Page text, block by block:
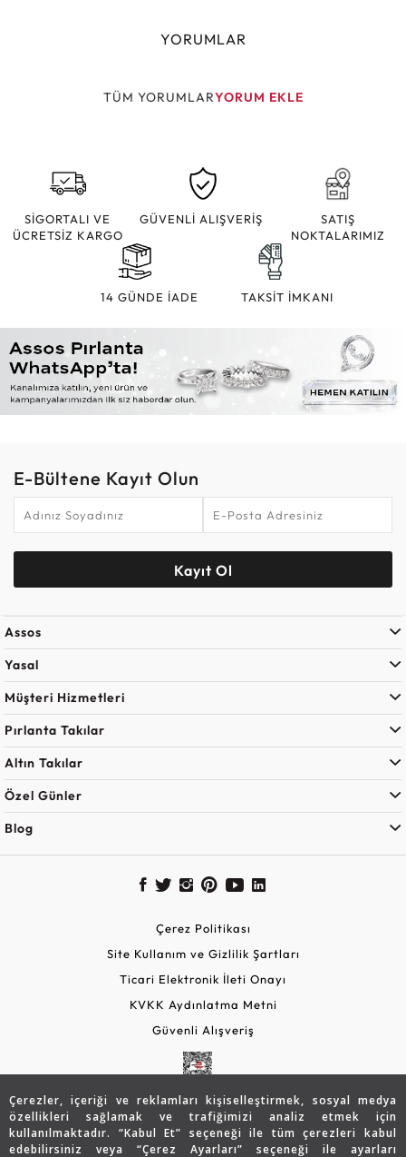
Çerezler, içeriği ve reklamları kişiselleştirmek, sosyal medya
özellikleri sağlamak ve trafiğimizi analiz etmek için
kullanılmaktadır. “Kabul Et” seçeneği ile tüm çerezleri kabul
edebilirsiniz veya “Çerez Ayarları” seçeneği ile ayarları
YORUMLAR
TÜM YORUMLARYORUM EKLE
SİGORTALI VE
ÜCRETSİZ KARGO
GÜVENLİ ALIŞVERİŞ
SATIŞ
NOKTALARIMIZ
14 GÜNDE İADE TAKSİT İMKANI
E-Bültene Kayıt Olun
Kayıt Ol
Assos
Yasal
Müşteri Hizmetleri
Pırlanta Takılar
Altın Takılar
Özel Günler
Blog
Çerez Politikası
Site Kullanım ve Gizlilik Şartları
Ticari Elektronik İleti Onayı
KVKK Aydınlatma Metni
Güvenli Alışveriş